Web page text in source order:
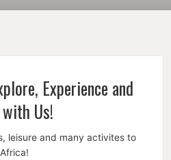
Experience and
Us!
leisure and many activites to